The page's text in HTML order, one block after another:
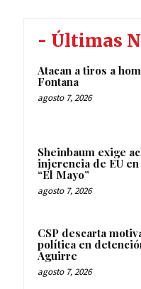
- Últimas
Atacan a tiros a
Fontana
agosto 7, 2026
Sheinbaum exige
injerencia de EU
“El Mayo”
agosto 7, 2026
CSP descarta
política en
Aguirre
agosto 7, 2026